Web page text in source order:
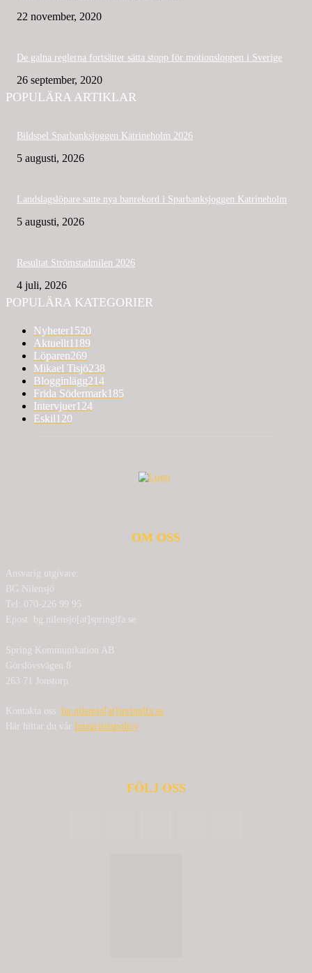
22 november, 2020
De galna reglerna fortsätter sätta stopp för motionsloppen i Sverige
26 september, 2020
POPULÄRA ARTIKLAR
Bildspel Sparbanksjoggen Katrineholm 2026
5 augusti, 2026
Landslagslöpare satte nya banrekord i Sparbanksjoggen Katrineholm
5 augusti, 2026
Resultat Strömstadmilen 2026
4 juli, 2026
POPULÄRA KATEGORIER
Nyheter1520
Aktuellt1189
Löparen269
Mikael Tisjö238
Blogginlägg214
Frida Södermark185
Intervjuer124
Eskil120
OM OSS
Ansvarig utgivare:
BG Nilensjö
Tel: 070-226 99 95
Epost: bg.nilensjo[at]springlfa.se
Spring Kommunikation AB
Görslövsvägen 8
263 71 Jonstorp
Kontakta oss: bg.nilensjo[at]springlfa.se
Här hittar du vår Integritetspolicy
FÖLJ OSS